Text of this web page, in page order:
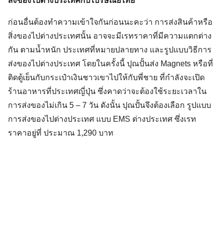
ก่อนอื่นต้องทำความเข้าใจกันก่อนนะคะว่า การส่งสินค้าหรือ
สิ่งของไปต่างประเทศนั้น อาจจะมีเรทราคาที่มีความแตกต่าง
กัน ตามน้ำหนัก ประเทศที่หมายปลายทาง และรูปแบบวิธีการ
ส่งของไปต่างประเทศ โดยในครั้งนี้ ปุณปั้นส่ง Magnets หรือที่
ติดตู้เย็นกับกระเป๋าเงินชาวเขาไปให้กับพี่ชาย ที่กำลังจะเปิด
ร้านอาหารที่ประเทศญี่ปุ่น ซึ่งคาดว่าจะต้องใช้ระยะเวลาใน
การส่งของไม่เกิน 5 – 7 วัน ดังนั้น ปุณปั้นจึงต้องเลือก รูปแบบ
การส่งของไปต่างประเทศ แบบ EMS ต่างประเทศ ซึ่งเรท
ราคาอยู่ที่ ประมาณ 1,290 บาท